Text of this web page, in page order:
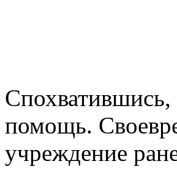
Спохватившись,
помощь.
учреждение